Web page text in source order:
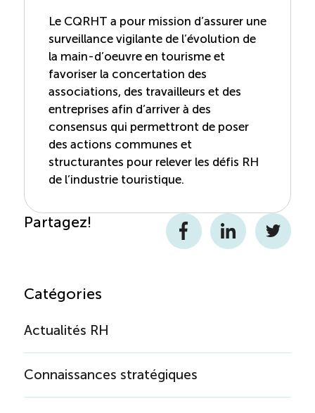
Le CQRHT a pour mission d’assurer une
surveillance vigilante de l’évolution de
la main-d’oeuvre en tourisme et
favoriser la concertation des
associations, des travailleurs et des
entreprises afin d’arriver à des
consensus qui permettront de poser
des actions communes et
structurantes pour relever les défis RH
de l’industrie touristique.
Partagez!
FacebookLinkedInTwitter
Catégories
Actualités RH
Connaissances stratégiques